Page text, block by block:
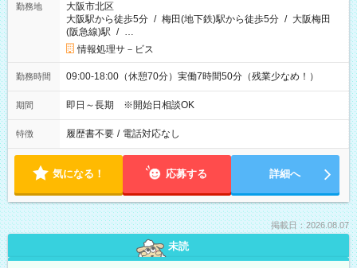
勤務地
大阪市北区
大阪駅から徒歩5分 / 梅田(地下鉄)駅から徒歩5分 / 大阪梅田
(阪急線)駅 / …
情報処理サ－ビス
勤務時間 09:00-18:00（休憩70分）実働7時間50分（残業少なめ！）
期間 即日～長期 ※開始日相談OK
特徴 履歴書不要 / 電話対応なし
気になる！ 応募する 詳細へ
掲載日：2026.08.07
未読